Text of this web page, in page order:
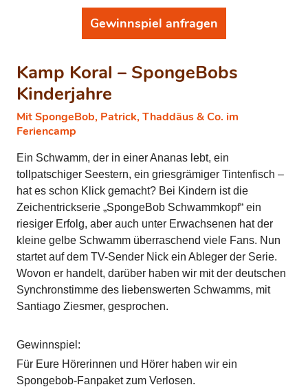
Gewinnspiel anfragen
Kamp Koral – SpongeBobs
Kinderjahre
Mit SpongeBob, Patrick, Thaddäus & Co. im
Feriencamp
Ein Schwamm, der in einer Ananas lebt, ein
tollpatschiger Seestern, ein griesgrämiger Tintenfisch –
hat es schon Klick gemacht? Bei Kindern ist die
Zeichentrickserie „SpongeBob Schwammkopf“ ein
riesiger Erfolg, aber auch unter Erwachsenen hat der
kleine gelbe Schwamm überraschend viele Fans. Nun
startet auf dem TV-Sender Nick ein Ableger der Serie.
Wovon er handelt, darüber haben wir mit der deutschen
Synchronstimme des liebenswerten Schwamms, mit
Santiago Ziesmer, gesprochen.
Gewinnspiel:
Für Eure Hörerinnen und Hörer haben wir ein
Spongebob-Fanpaket zum Verlosen.